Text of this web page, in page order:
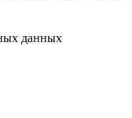
данных